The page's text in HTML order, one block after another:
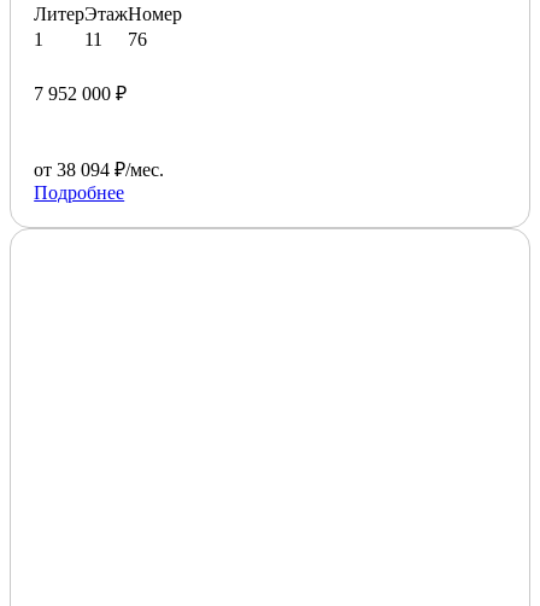
Литер
1
Этаж
11
Номер
76
7 952 000 ₽
от 38 094 ₽/мес.
Подробнее